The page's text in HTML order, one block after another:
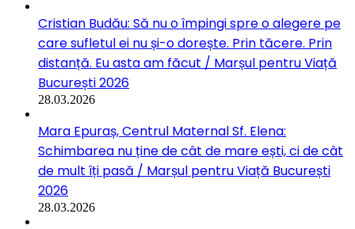
Cristian Budău: Să nu o împingi spre o alegere pe
care sufletul ei nu și-o dorește. Prin tăcere. Prin
distanță. Eu asta am făcut / Marșul pentru Viață
București 2026
28.03.2026
Mara Epuraș, Centrul Maternal Sf. Elena:
Schimbarea nu ține de cât de mare ești, ci de cât
de mult îți pasă / Marșul pentru Viață București
2026
28.03.2026